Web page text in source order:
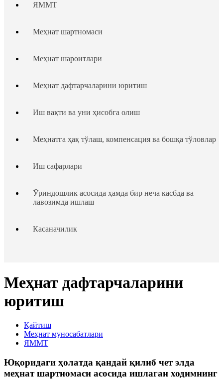
ЯММТ
Меҳнат шартномаси
Меҳнат шароитлари
Меҳнат дафтарчаларини юритиш
Иш вақти ва уни ҳисобга олиш
Меҳнатга ҳақ тўлаш, компенсация ва бошқа тўловлар
Иш сафарлари
Ўриндошлик асосида ҳамда бир неча касбда ва
лавозимда ишлаш
Касаначилик
Ходим ва иш берувчининг жавобгарлиги
Чет эллик шахсларни ишга жойлаштириш
Ходимларни аттестациядан ўтказиш
Меҳнат дафтарчаларини
юритиш
Қайтиш
Меҳнат муносабатлари
ЯММТ
Юқоридаги ҳолатда қандай қилиб чет элда
меҳнат шартномаси асосида ишлаган ходимнинг